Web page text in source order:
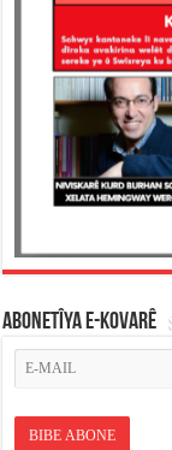
ABONETÎYA E-KOVARÊ